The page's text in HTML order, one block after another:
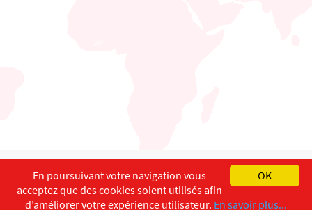
English Français
Copyright ©ISEC-AdW Impressum
OK
En poursuivant votre navigation vous
acceptez que des cookies soient utilisés afin
d’améliorer votre expérience utilisateur. En savoir plus...